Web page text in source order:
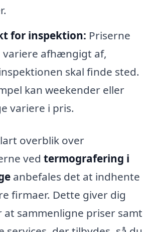
for inspektion: Priserne
variere afhængigt af,
skal finde sted.
kan weekender eller
variere i pris.
overblik over
ved termografering i
anbefales det at indhente
firmaer. Dette giver dig
sammenligne priser samt